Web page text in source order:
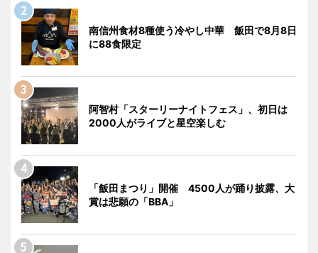
南信州食材8種使う冷やし中華 飯田で8月8日
に88食限定
阿智村「スターリーナイトフェス」、初日は
2000人がライブと星空楽しむ
「飯田まつり」開催 4500人が踊り披露、大
賞は悲願の「BBA」